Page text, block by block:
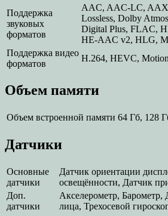
Поддержка
звуковых
форматов
AAC, AAC-LC,
Lossless, Dolby
Digital Plus, FLAC,
HE‑AAC v2, HLG,
Поддержка видео
форматов
H.264, HEVC,
Объем памяти
Объем встроенной памяти 64 Гб, 128
Датчики
Основные
датчики
Датчик ориентации
освещённости, Датчик
Доп.
датчики
Акселерометр, Барометр,
лица, Трехосевой